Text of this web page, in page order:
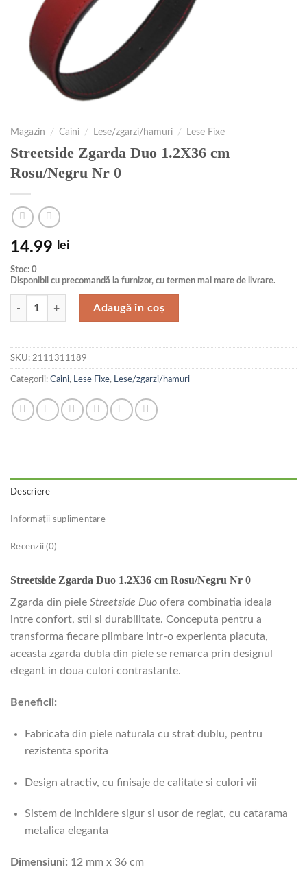
Magazin / Caini / Lese/zgarzi/hamuri / Lese Fixe
Streetside Zgarda Duo 1.2X36 cm
Rosu/Negru Nr 0
14.99 lei
Stoc: 0
Disponibil cu precomandă la furnizor, cu termen mai mare de livrare.
Cantitate Streetside Zgarda Duo 1.2X36 cm Rosu/Negru Nr 0
Adaugă în coș
SKU: 2111311189
Categorii: Caini, Lese Fixe, Lese/zgarzi/hamuri
Descriere
Informații suplimentare
Recenzii (0)
Streetside Zgarda Duo 1.2X36 cm Rosu/Negru Nr 0
Zgarda din piele Streetside Duo ofera combinatia ideala
intre confort, stil si durabilitate. Conceputa pentru a
transforma fiecare plimbare intr-o experienta placuta,
aceasta zgarda dubla din piele se remarca prin designul
elegant in doua culori contrastante.
Beneficii:
Fabricata din piele naturala cu strat dublu, pentru
rezistenta sporita
Design atractiv, cu finisaje de calitate si culori vii
Sistem de inchidere sigur si usor de reglat, cu catarama
metalica eleganta
Dimensiuni: 12 mm x 36 cm